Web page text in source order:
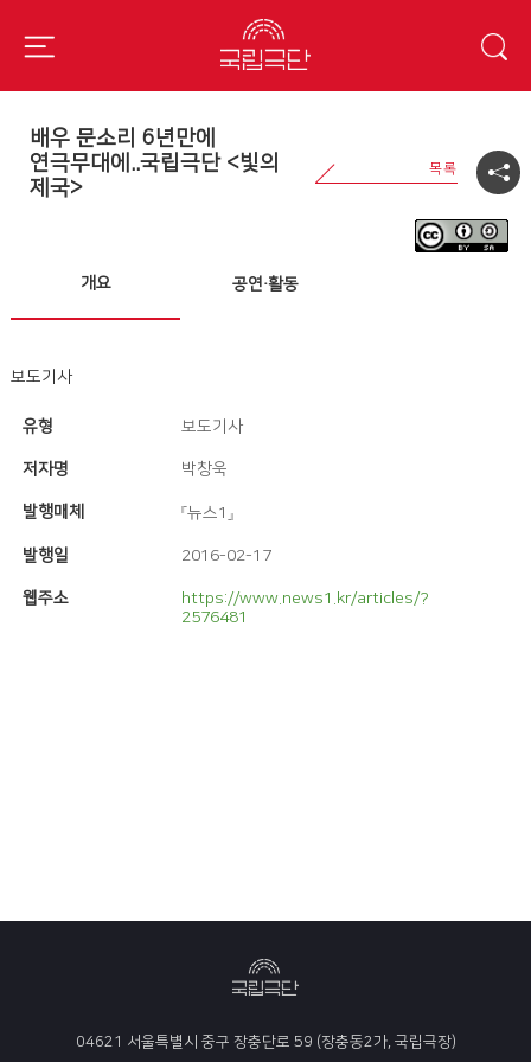
배우 문소리 6년만에
연극무대에..국립극단 <빛의
제국>
개요 공연·활동
보도기사
유형 보도기사
저자명 박창욱
발행매체 『뉴스1』
발행일 2016-02-17
웹주소
https://www.news1.kr/articles/?
2576481
04621 서울특별시 중구 장충단로 59 (장충동2가, 국립극장)